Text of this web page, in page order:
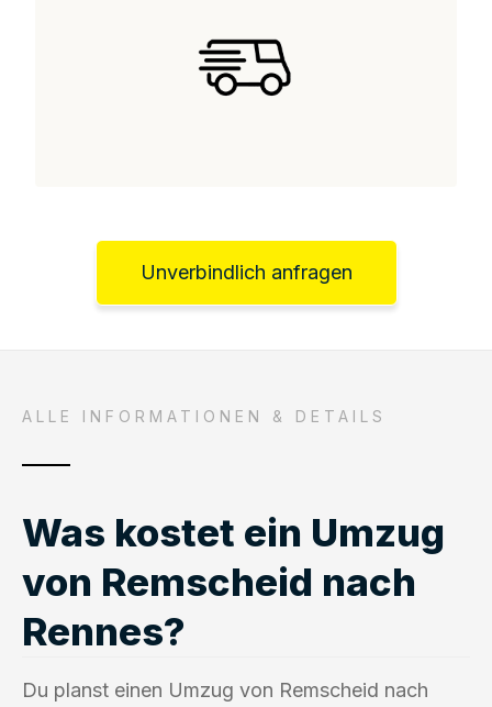
Unverbindlich anfragen
ALLE INFORMATIONEN & DETAILS
Was kostet ein Umzug
von Remscheid nach
Rennes?
Du planst einen Umzug von Remscheid nach